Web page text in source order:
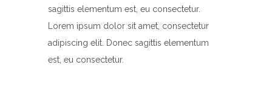
sagittis elementum est, eu consectetur.
Lorem ipsum dolor sit amet, consectetur
adipiscing elit. Donec sagittis elementum
est, eu consectetur.